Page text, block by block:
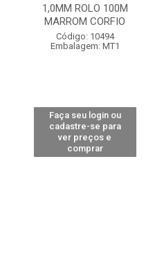
1,0MM ROLO 100M
MARROM CORFIO
Código: 10494
Embalagem: MT1
Faça seu login ou
cadastre-se para
ver preços e
comprar